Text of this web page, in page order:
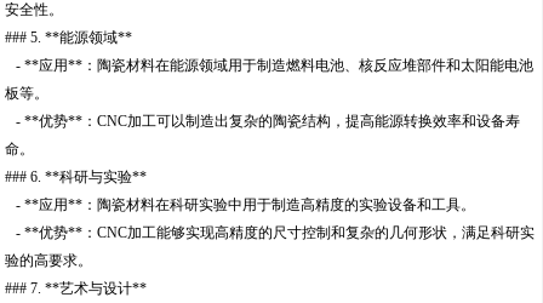
安全性。
### 5. **能源领域**
- **应用**：陶瓷材料在能源领域用于制造燃料电池、核反应堆部件和太阳能电池
板等。
- **优势**：CNC加工可以制造出复杂的陶瓷结构，提高能源转换效率和设备寿
命。
### 6. **科研与实验**
- **应用**：陶瓷材料在科研实验中用于制造高精度的实验设备和工具。
- **优势**：CNC加工能够实现高精度的尺寸控制和复杂的几何形状，满足科研实
验的高要求。
### 7. **艺术与设计**